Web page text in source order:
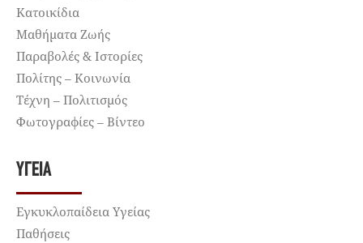
Κατοικίδια
Μαθήματα Ζωής
Παραβολές & Ιστορίες
Πολίτης – Κοινωνία
Τέχνη – Πολιτισμός
Φωτογραφίες – Βίντεο
ΥΓΕΊΑ
Εγκυκλοπαίδεια Υγείας
Παθήσεις